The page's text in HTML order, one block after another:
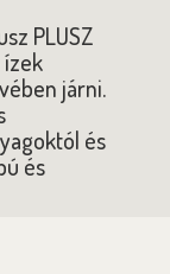
PLUSZ
járni.
és
és